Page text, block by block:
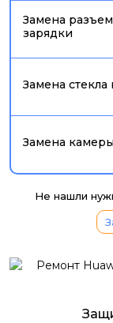
Замена
зарядки
Замена
Замена камеры
Не нашли